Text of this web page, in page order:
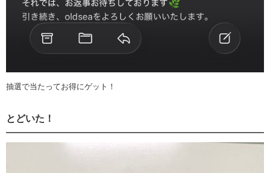
抽選で当たってお得にゲット！
とどいた！